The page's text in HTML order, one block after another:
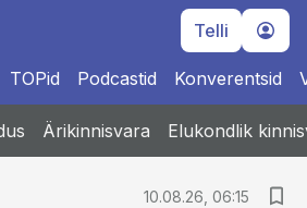
Telli
TOPid Podcastid Konverentsid
Ärikinnisvara Elukondlik
10.08.26, 06:15